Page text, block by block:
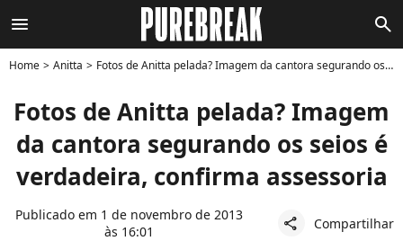
menu search
Home Anitta Fotos de Anitta pelada? Imagem da cantora segurando os seios é verdadeira, confirma assessoria
Fotos de Anitta pelada? Imagem
da cantora segurando os seios é
verdadeira, confirma assessoria
Publicado em 1 de novembro de 2013
às 16:01
share Compartilhar